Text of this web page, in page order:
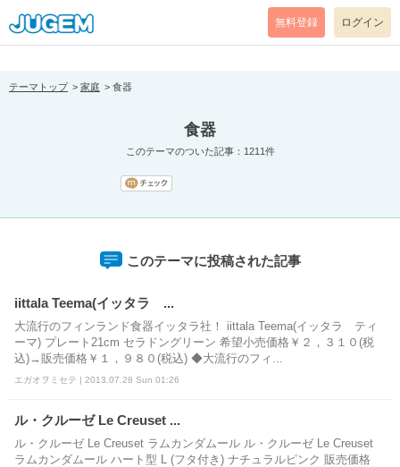
[pear_error: message="Success" code=0 mode=return level=notice
prefix="" info=""]
無料登録 ログイン
テーマトップ 家庭 食器
食器
このテーマのついた記事：1211件
このテーマに投稿された記事
iittala Teema(イッタラ ...
大流行のフィンランド食器イッタラ社！ iittala Teema(イッタラ ティ
ーマ) プレート21cm セラドングリーン 希望小売価格￥２，３１０(税
込)→販売価格￥１，９８０(税込) ◆大流行のフィ...
エガオヲミセテ | 2013.07.28 Sun 01:26
ル・クルーゼ Le Creuset ...
ル・クルーゼ Le Creuset ラムカンダムール ル・クルーゼ Le Creuset
ラムカンダムール ハート型 L (フタ付き) ナチュラルピンク 販売価格